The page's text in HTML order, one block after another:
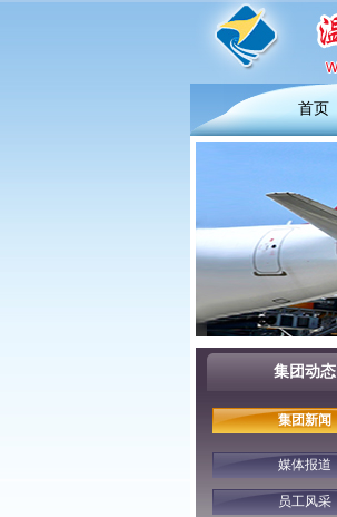
首页
集团动态
集团新闻
媒体报道
员工风采